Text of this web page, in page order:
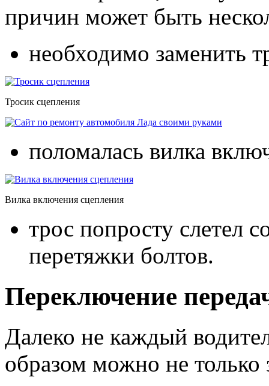
причин может быть
необходимо заменить
Тросик сцепления
поломалась вилка
Вилка включения сцепления
трос попросту слетел
перетяжки болтов.
Переключение
Далеко не каждый
образом можно не только